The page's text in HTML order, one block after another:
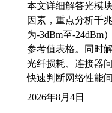
本文详细解答光模
因素，重点分析千
为-3dBm至-24dBm
参考值表格。同时
光纤损耗、连接器
快速判断网络性能问
2026年8月4日